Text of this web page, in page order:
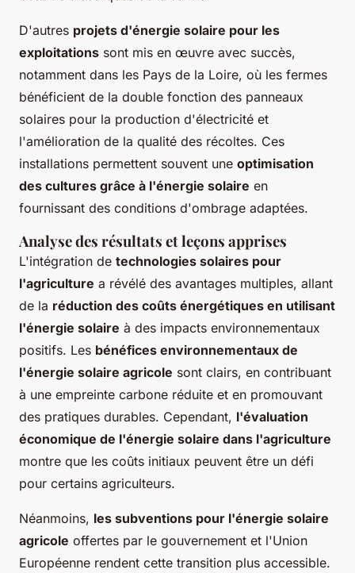
D'autres projets d'énergie solaire pour les
exploitations sont mis en œuvre avec succès,
notamment dans les Pays de la Loire, où les fermes
bénéficient de la double fonction des panneaux
solaires pour la production d'électricité et
l'amélioration de la qualité des récoltes. Ces
installations permettent souvent une optimisation
des cultures grâce à l'énergie solaire en
fournissant des conditions d'ombrage adaptées.
Analyse des résultats et leçons apprises
L'intégration de technologies solaires pour
l'agriculture a révélé des avantages multiples, allant
de la réduction des coûts énergétiques en utilisant
l'énergie solaire à des impacts environnementaux
positifs. Les bénéfices environnementaux de
l'énergie solaire agricole sont clairs, en contribuant
à une empreinte carbone réduite et en promouvant
des pratiques durables. Cependant, l'évaluation
économique de l'énergie solaire dans l'agriculture
montre que les coûts initiaux peuvent être un défi
pour certains agriculteurs.
Néanmoins, les subventions pour l'énergie solaire
agricole offertes par le gouvernement et l'Union
Européenne rendent cette transition plus accessible.